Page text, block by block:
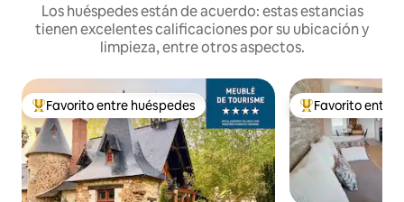
Los huéspedes están de acuerdo: estas estancias
tienen excelentes calificaciones por su ubicación y
limpieza, entre otros aspectos.
De los mejores en Favorito entre huéspedes
Favorito entre huéspedes De los mejores
Favorito entre